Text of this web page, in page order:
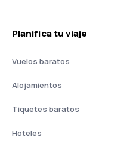
Planifica tu viaje
Vuelos baratos
Alojamientos
Tiquetes baratos
Hoteles